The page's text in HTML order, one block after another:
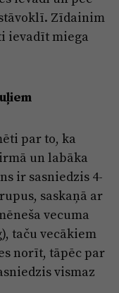
Zīdainim
ievadīt miega
par to, ka
un labāka
ir sasniedzis 4-
saskaņā ar
vecuma
taču vecākiem
norīt, tāpēc par
vismaz